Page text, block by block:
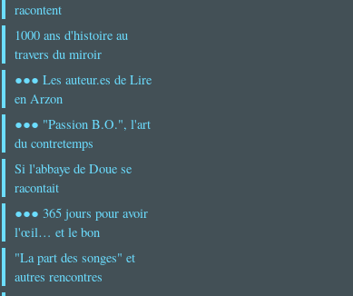
racontent
1000 ans d'histoire au
travers du miroir
●●● Les auteur.es de Lire
en Arzon
●●● "Passion B.O.", l'art
du contretemps
Si l'abbaye de Doue se
racontait
●●● 365 jours pour avoir
l'œil… et le bon
"La part des songes" et
autres rencontres